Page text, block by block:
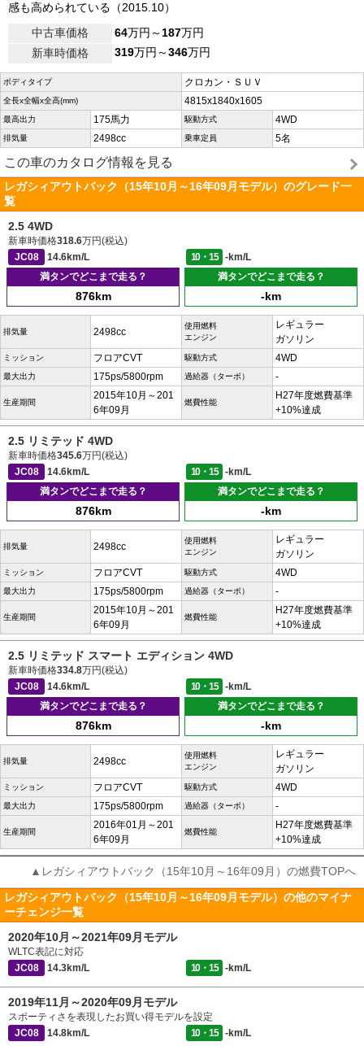
感も高められている（2015.10）
中古車価格
64万円～187万円
新車時価格
319万円～346万円
ボディタイプ クロカン・ＳＵＶ
全長x全幅x全高(mm) 4815x1840x1605
最高出力 175馬力 駆動方式 4WD
排気量 2498cc 乗車定員 5名
この車のカタログ情報を見る
レガシィアウトバック（15年10月～16年09月モデル）のグレード一
覧
2.5 4WD
新車時価格318.6万円(税込)
JC08
14.6km/L 10・15
-km/L
満タンでどこまで走る？
876km
満タンでどこまで走る？
-km
排気量 2498cc
使用燃料
エンジン
レギュラー
ガソリン
ミッション フロアCVT 駆動方式 4WD
最大出力 175ps/5800rpm 過給器（ターボ） -
生産期間
2015年10月～201
6年09月
燃費性能
H27年度燃費基準
+10%達成
2.5 リミテッド 4WD
新車時価格345.6万円(税込)
JC08
14.6km/L 10・15
-km/L
満タンでどこまで走る？
876km
満タンでどこまで走る？
-km
排気量 2498cc
使用燃料
エンジン
レギュラー
ガソリン
ミッション フロアCVT 駆動方式 4WD
最大出力 175ps/5800rpm 過給器（ターボ） -
生産期間
2015年10月～201
6年09月
燃費性能
H27年度燃費基準
+10%達成
2.5 リミテッド スマート エディション 4WD
新車時価格334.8万円(税込)
JC08
14.6km/L 10・15
-km/L
満タンでどこまで走る？
876km
満タンでどこまで走る？
-km
排気量 2498cc
使用燃料
エンジン
レギュラー
ガソリン
ミッション フロアCVT 駆動方式 4WD
最大出力 175ps/5800rpm 過給器（ターボ） -
生産期間
2016年01月～201
6年09月
燃費性能
H27年度燃費基準
+10%達成
▲レガシィアウトバック（15年10月～16年09月）の燃費TOPへ
レガシィアウトバック（15年10月～16年09月モデル）の他のマイナ
ーチェンジ一覧
2020年10月～2021年09月モデル
WLTC表記に対応
JC08
14.3km/L 10・15 -km/L
2019年11月～2020年09月モデル
スポーティさを表現したお買い得モデルを設定
JC08
14.8km/L 10・15 -km/L